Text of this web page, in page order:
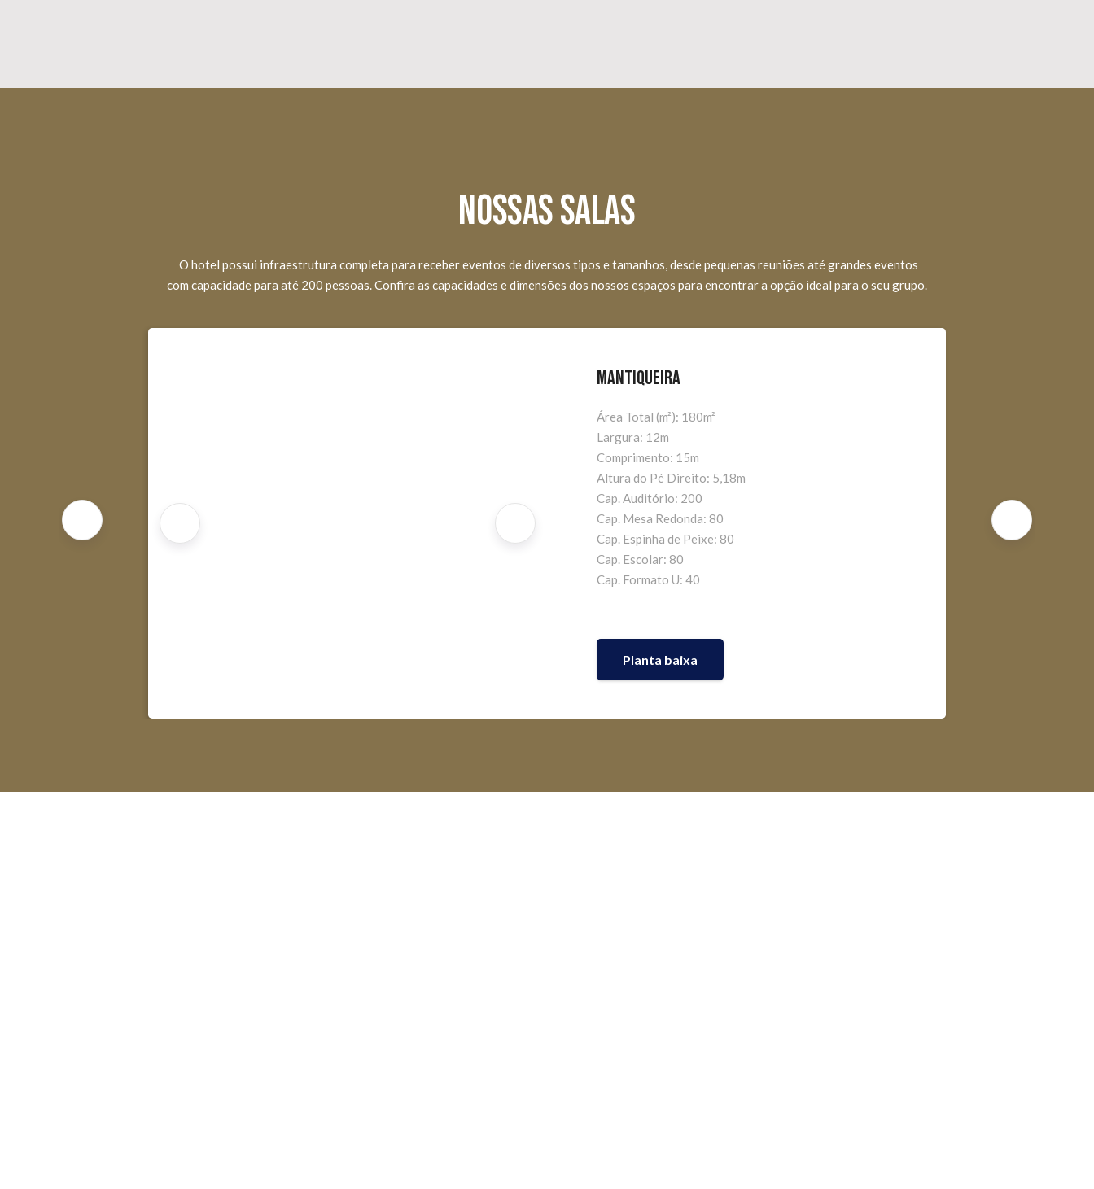
Nossas Salas
O hotel possui infraestrutura completa para receber eventos de diversos tipos e tamanhos, desde pequenas reuniões até grandes eventos
com capacidade para até 200 pessoas. Confira as capacidades e dimensões dos nossos espaços para encontrar a opção ideal para o seu grupo.
Mantiqueira
Área Total (m²): 180m²
Largura: 12m
Comprimento: 15m
Altura do Pé Direito: 5,18m
Cap. Auditório: 200
Cap. Mesa Redonda: 80
Cap. Espinha de Peixe: 80
Cap. Escolar: 80
Cap. Formato U: 40
Planta baixa